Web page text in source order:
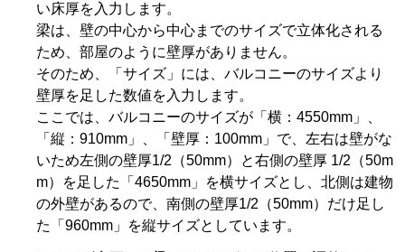
い床厚を入力します。
梁は、壁の中心から中心までのサイズで立体化される
ため、部屋のように壁厚がありません。
そのため、「サイズ」には、バルコニーのサイズより
壁厚を足した数値を入力します。
ここでは、バルコニーのサイズが「横：4550mm」、
「縦：910mm」、「壁厚：100mm」で、左右は壁がな
いため左側の壁厚1/2（50mm）と右側の壁厚 1/2（50m
m）を足した「4650mm」を横サイズとし、北側は建物
の外壁があるので、南側の壁厚1/2（50mm）だけ足し
た「960mm」を縦サイズとしています。